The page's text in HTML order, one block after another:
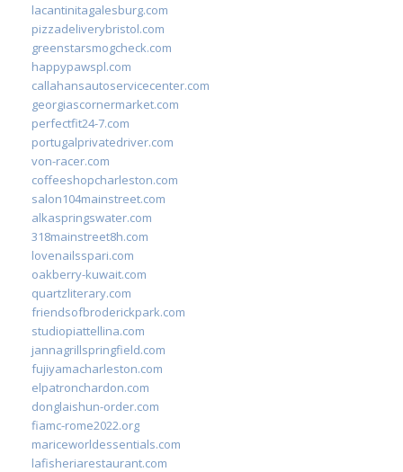
lacantinitagalesburg.com
pizzadeliverybristol.com
greenstarsmogcheck.com
happypawspl.com
callahansautoservicecenter.com
georgiascornermarket.com
perfectfit24-7.com
portugalprivatedriver.com
von-racer.com
coffeeshopcharleston.com
salon104mainstreet.com
alkaspringswater.com
318mainstreet8h.com
lovenailsspari.com
oakberry-kuwait.com
quartzliterary.com
friendsofbroderickpark.com
studiopiattellina.com
jannagrillspringfield.com
fujiyamacharleston.com
elpatronchardon.com
donglaishun-order.com
fiamc-rome2022.org
mariceworldessentials.com
lafisheriarestaurant.com